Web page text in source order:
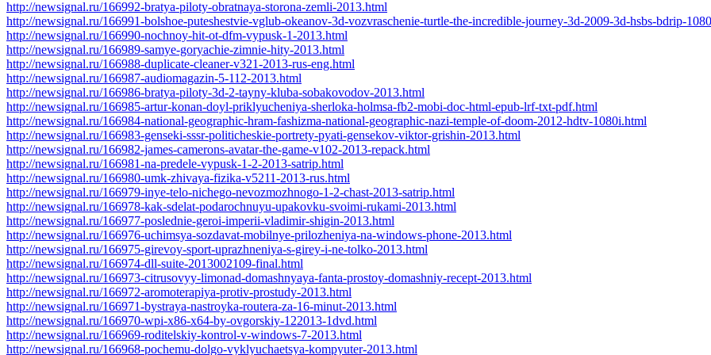
http://newsignal.ru/166992-bratya-piloty-obratnaya-storona-zemli-2013.html
http://newsignal.ru/166991-bolshoe-puteshestvie-vglub-okeanov-3d-vozvraschenie-turtle-the-incredible-journey-3d-2009-3d-hsbs-bdrip-
http://newsignal.ru/166990-nochnoy-hit-ot-dfm-vypusk-1-2013.html
http://newsignal.ru/166989-samye-goryachie-zimnie-hity-2013.html
http://newsignal.ru/166988-duplicate-cleaner-v321-2013-rus-eng.html
http://newsignal.ru/166987-audiomagazin-5-112-2013.html
http://newsignal.ru/166986-bratya-piloty-3d-2-tayny-kluba-sobakovodov-2013.html
http://newsignal.ru/166985-artur-konan-doyl-priklyucheniya-sherloka-holmsa-fb2-mobi-doc-html-epub-lrf-txt-pdf.html
http://newsignal.ru/166984-national-geographic-hram-fashizma-national-geographic-nazi-temple-of-doom-2012-hdtv-1080i.html
http://newsignal.ru/166983-genseki-sssr-politicheskie-portrety-pyati-gensekov-viktor-grishin-2013.html
http://newsignal.ru/166982-james-camerons-avatar-the-game-v102-2013-repack.html
http://newsignal.ru/166981-na-predele-vypusk-1-2-2013-satrip.html
http://newsignal.ru/166980-umk-zhivaya-fizika-v5211-2013-rus.html
http://newsignal.ru/166979-inye-telo-nichego-nevozmozhnogo-1-2-chast-2013-satrip.html
http://newsignal.ru/166978-kak-sdelat-podarochnuyu-upakovku-svoimi-rukami-2013.html
http://newsignal.ru/166977-poslednie-geroi-imperii-vladimir-shigin-2013.html
http://newsignal.ru/166976-uchimsya-sozdavat-mobilnye-prilozheniya-na-windows-phone-2013.html
http://newsignal.ru/166975-girevoy-sport-uprazhneniya-s-girey-i-ne-tolko-2013.html
http://newsignal.ru/166974-dll-suite-2013002109-final.html
http://newsignal.ru/166973-citrusovyy-limonad-domashnyaya-fanta-prostoy-domashniy-recept-2013.html
http://newsignal.ru/166972-aromoterapiya-protiv-prostudy-2013.html
http://newsignal.ru/166971-bystraya-nastroyka-routera-za-16-minut-2013.html
http://newsignal.ru/166970-wpi-x86-x64-by-ovgorskiy-122013-1dvd.html
http://newsignal.ru/166969-roditelskiy-kontrol-v-windows-7-2013.html
http://newsignal.ru/166968-pochemu-dolgo-vyklyuchaetsya-kompyuter-2013.html